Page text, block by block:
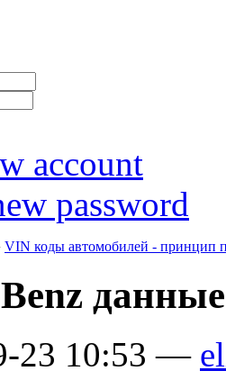
account
password
VIN коды автомобилей - принцип
23 10:53 —